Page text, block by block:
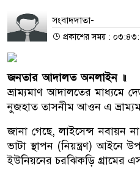
সংবাদদাতা-
প্রকাশের সময় :
জনতার আদালত অনলাইন ॥
ভ্রাম্যমাণ আদালতের মাধ্যমে
নুজহাত তাসনীম আওন এ
জানা গেছে, লাইসেন্স নবায়ন
ভাটা স্থাপন (নিয়ন্ত্রণ)
ইউনিয়নের চরঝিকড়ি গ্রামের